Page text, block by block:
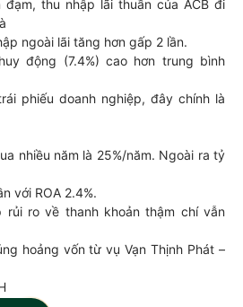
thu nhập lãi thuần của ACB đi
ngoài lãi tăng hơn gấp 2 lần.
động (7.4%) cao hơn trung bình
phiếu doanh nghiệp, đây chính là
nhiều năm là 25%/năm. Ngoài ra tỷ
với ROA 2.4%.
rủi ro về thanh khoản thậm chí vẫn
hoảng vốn từ vụ Vạn Thịnh Phát –